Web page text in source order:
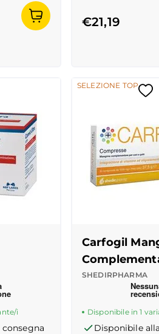
€21,19
per
del prodotto 10176754-
i
SELEZIONE TOP
Carfogil
SHEDIRPHARMA
Recensioni
Disponibile in 1
Disponibile